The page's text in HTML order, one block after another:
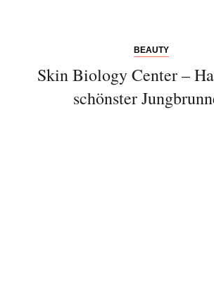
BEAUTY
Skin Biology Center –
schönster